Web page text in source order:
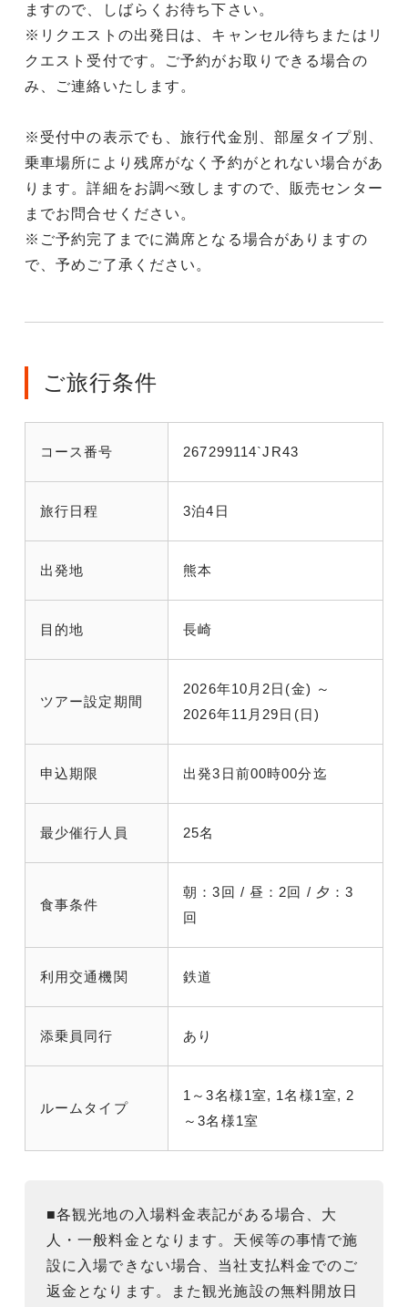
ますので、しばらくお待ち下さい。
※リクエストの出発日は、キャンセル待ちまたはリ
クエスト受付です。ご予約がお取りできる場合の
み、ご連絡いたします。
※受付中の表示でも、旅行代金別、部屋タイプ別、
乗車場所により残席がなく予約がとれない場合があ
ります。詳細をお調べ致しますので、販売センター
までお問合せください。
※ご予約完了までに満席となる場合がありますの
で、予めご了承ください。
ご旅行条件
コース番号 267299114`JR43
旅行日程 3泊4日
出発地 熊本
目的地 長崎
ツアー設定期間
2026年10月2日(金) ～
2026年11月29日(日)
申込期限 出発3日前00時00分迄
最少催行人員 25名
食事条件
朝：3回 / 昼：2回 / 夕：3
回
利用交通機関 鉄道
添乗員同行 あり
ルームタイプ
1～3名様1室, 1名様1室, 2
～3名様1室
■各観光地の入場料金表記がある場合、大
人・一般料金となります。天候等の事情で施
設に入場できない場合、当社支払料金でのご
返金となります。また観光施設の無料開放日